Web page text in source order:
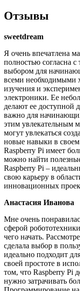
Отзывы
sweetdream
Я очень впечатлена
полностью согласна с
выбором для
всеми необходимыми
изучения и
электроники. Ее
делают ее доступной
важно для
этим увлекательным
могут увлекаться
новые навыки в
Raspberry Pi имеет
можно найти
Raspberry Pi –
свою карьеру в
инновационных
Анастасия Иванова
Мне очень
сферой
чего начать.
сделала выбор в
идеально подходит
своей простоте в
том, что Raspberry Pi
нужно затрачивать